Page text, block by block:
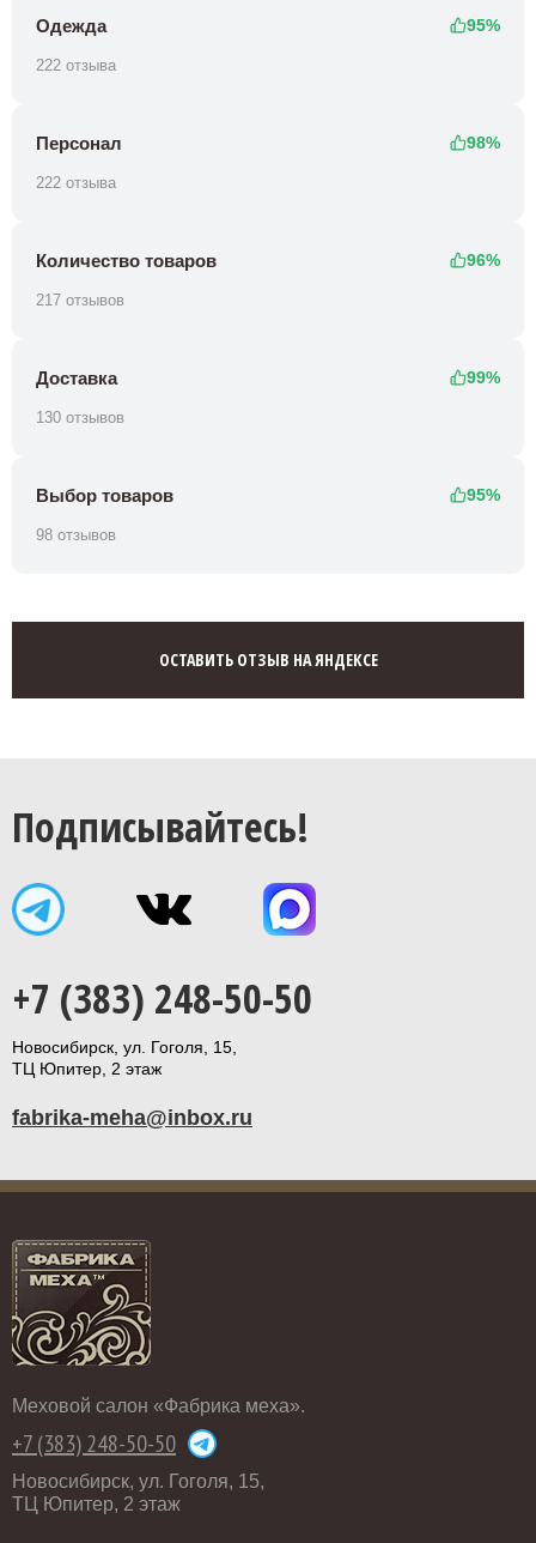
Одежда 95%
222 отзыва
Персонал 98%
222 отзыва
Количество товаров 96%
217 отзывов
Доставка 99%
130 отзывов
Выбор товаров 95%
98 отзывов
ОСТАВИТЬ ОТЗЫВ НА ЯНДЕКСЕ
Подписывайтесь!
+7 (383) 248-50-50
Новосибирск, ул. Гоголя, 15,
ТЦ Юпитер, 2 этаж
fabrika-meha@inbox.ru
Меховой салон «Фабрика меха».
+7 (383) 248-50-50
Новосибирск, ул. Гоголя, 15,
ТЦ Юпитер, 2 этаж